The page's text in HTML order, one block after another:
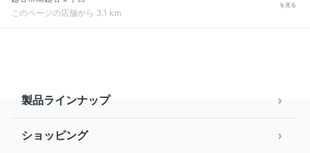
このページの店舗から 3.1 km
を見る
製品ラインナップ
ショッピング